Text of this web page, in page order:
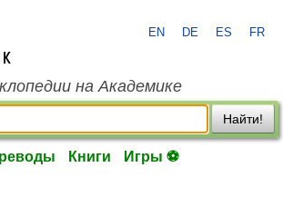
EN DE ES FR
на Академике
Найти!
Книги Игры ⚽